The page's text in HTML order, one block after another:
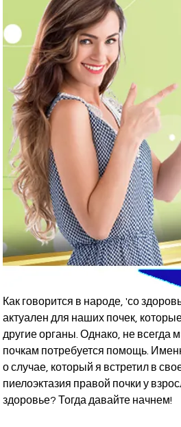
Как говорится в народе, 'со
актуален для наших почек,
другие органы. Однако, не всегда
почкам потребуется помощь.
о случае, который я встретил в
пиелоэктазия правой почки у
здоровье? Тогда давайте начнем!